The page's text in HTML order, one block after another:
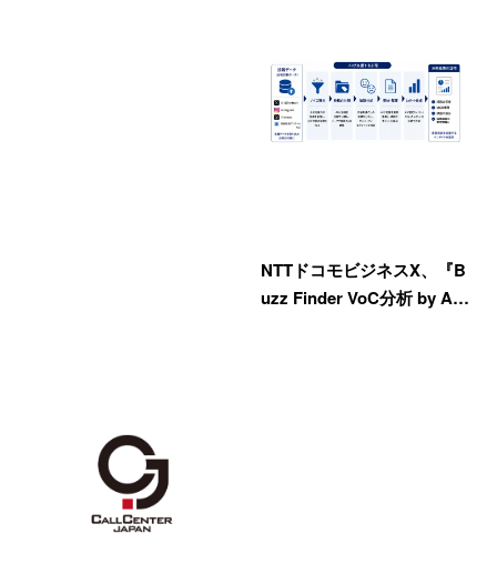
NTTドコモビジネスX、『B
uzz Finder VoC分析 by A…